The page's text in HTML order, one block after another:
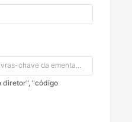
diretor", "código